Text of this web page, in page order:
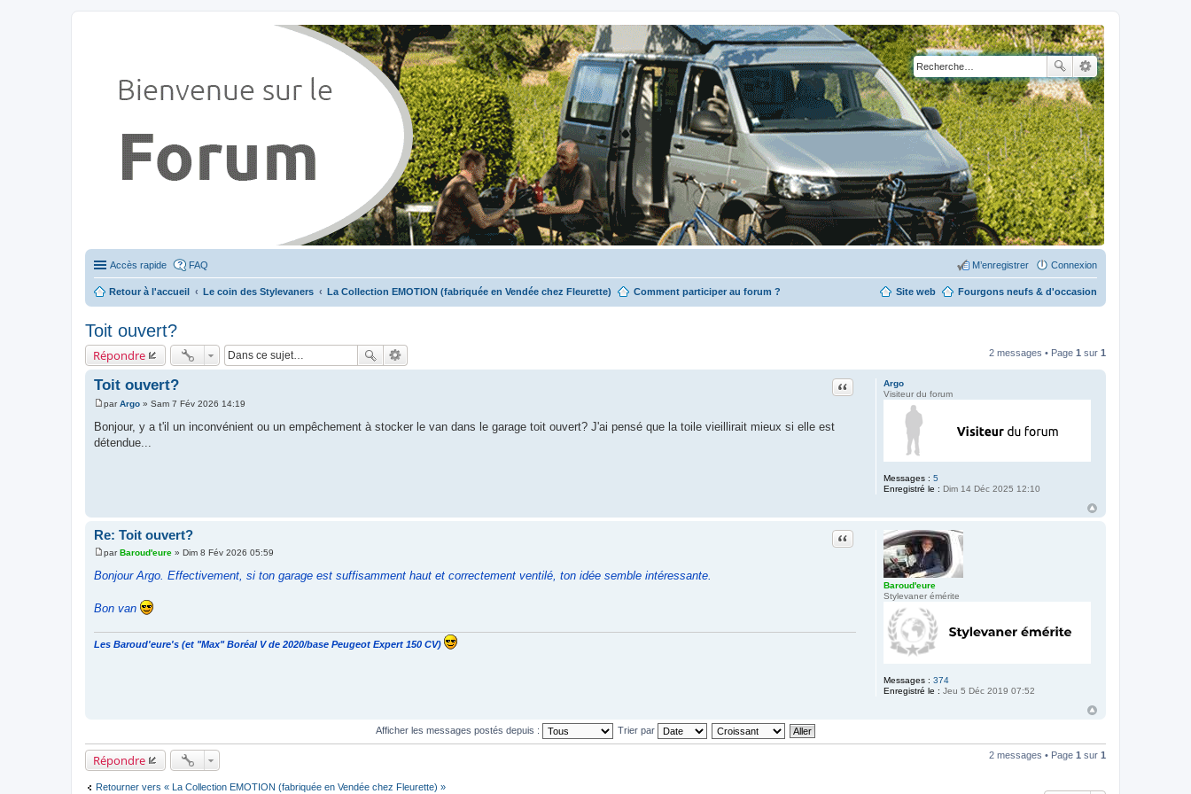
Stylevan - Vans aménagés
Accès rapide FAQ Connexion
M’enregistrer
Retour à l'accueil Le coin des Stylevaners La Collection EMOTION (fabriquée en Vendée chez Fleurette) Comment participer au forum ? Fourgons neufs & d'occasion
Site web
Toit ouvert?
Répondre 2 messages • Page 1 sur 1
Argo
Visiteur du forum
Messages : 5
Enregistré le : Dim 14 Déc 2025 12:10
Toit ouvert? Citation
M
s
s
parArgo » Sam 7 Fév 2026 14:19
Bonjour, y a t'il un inconvénient ou un empêchement à stocker le van dans le garage toit ouvert? J'ai pensé que la toile vieillirait mieux si elle est
détendue...
Baroud'eure
Stylevaner émérite
Messages : 374
Enregistré le : Jeu 5 Déc 2019 07:52
Re: Toit ouvert? Citation
M
s
g
parBaroud'eure » Dim 8 Fév 2026 05:59
Bonjour Argo. Effectivement, si ton garage est suffisamment haut et correctement ventilé, ton idée semble intéressante.
Bon van
Les Baroud'eure's (et "Max" Boréal V de 2020/base Peugeot Expert 150 CV)
Afficher les messages postés depuis : Trier par
Répondre 2 messages • Page 1 sur 1
Retourner vers « La Collection EMOTION (fabriquée en Vendée chez Fleurette) »